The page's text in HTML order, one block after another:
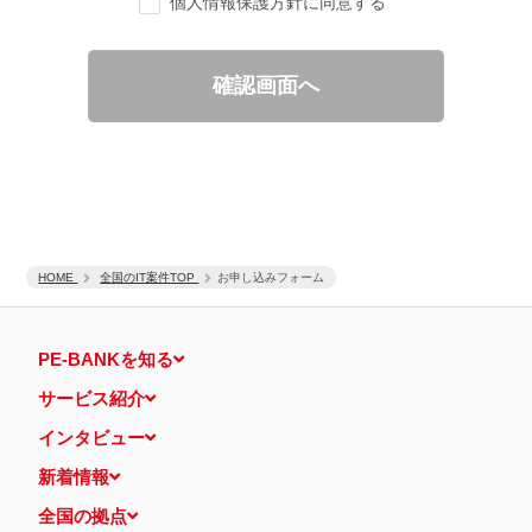
HOME 全国のIT案件TOP お申し込みフォーム
ご要望の分析、各種統計データの算出と分析
当社運営のウェブサイト訪問前にクリックされている広告の情
報（クリック日や広告掲載サイトなど）を取得のうえ、情報と
照合して広告効果を測定
個人情報の第三者提供について
的の通知・開示・内容の訂正・追加または削除・利用の停止・消去
認定個人情報保護団体の名称および、苦情の解決の申出先
一般社団法人日本個人情報管理協会（JAPiCO）
相談・苦情受付窓口
ル泉岳寺前
本人が容易に認識できない方法による個人情報の取得
確認画面へ
PE-BANKを知る
サービス紹介
インタビュー
新着情報
全国の拠点